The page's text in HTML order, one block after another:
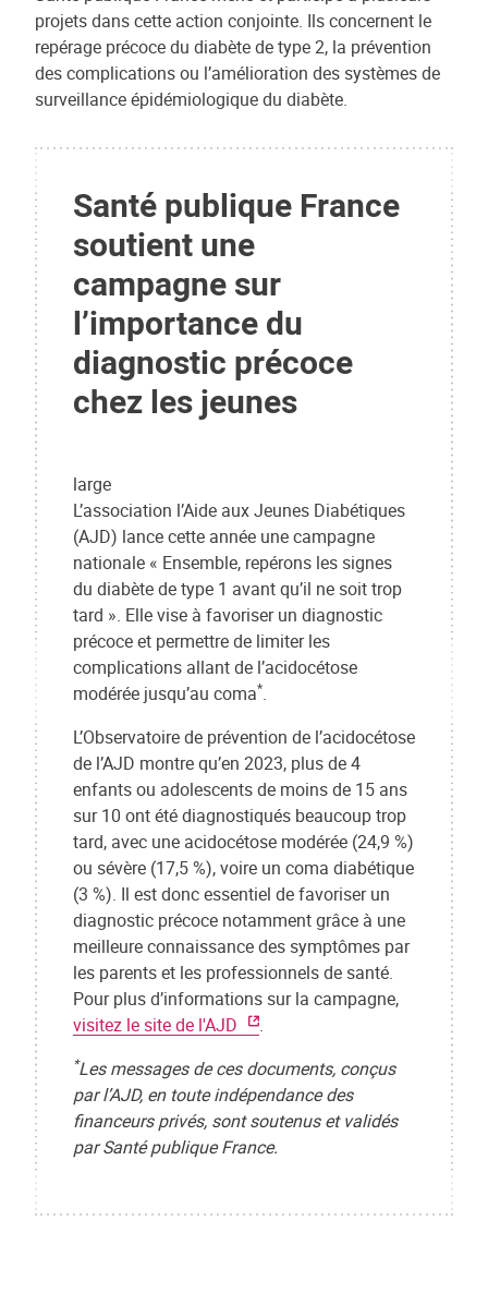
projets dans cette action conjointe. Ils concernent le
repérage précoce du diabète de type 2, la prévention
des complications ou l’amélioration des systèmes de
surveillance épidémiologique du diabète.
Santé publique France
soutient une
campagne sur
l’importance du
diagnostic précoce
chez les jeunes
large
L’association l’Aide aux Jeunes Diabétiques
(AJD) lance cette année une campagne
nationale « Ensemble, repérons les signes
du diabète de type 1 avant qu’il ne soit trop
tard ». Elle vise à favoriser un diagnostic
précoce et permettre de limiter les
complications allant de l’acidocétose
modérée jusqu’au coma*.
L’Observatoire de prévention de l’acidocétose
de l’AJD montre qu’en 2023, plus de 4
enfants ou adolescents de moins de 15 ans
sur 10 ont été diagnostiqués beaucoup trop
tard, avec une acidocétose modérée (24,9 %)
ou sévère (17,5 %), voire un coma diabétique
(3 %). Il est donc essentiel de favoriser un
diagnostic précoce notamment grâce à une
meilleure connaissance des symptômes par
les parents et les professionnels de santé.
Pour plus d’informations sur la campagne,
visitez le site de l'AJD
.
*Les messages de ces documents, conçus
par l’AJD, en toute indépendance des
financeurs privés, sont soutenus et validés
par Santé publique France.